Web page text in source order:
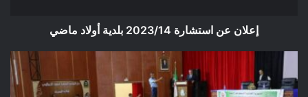
إعلان عن استشارة 2023/14 بلدية أولاد ماضي
إحياء
اليوم
الوطني